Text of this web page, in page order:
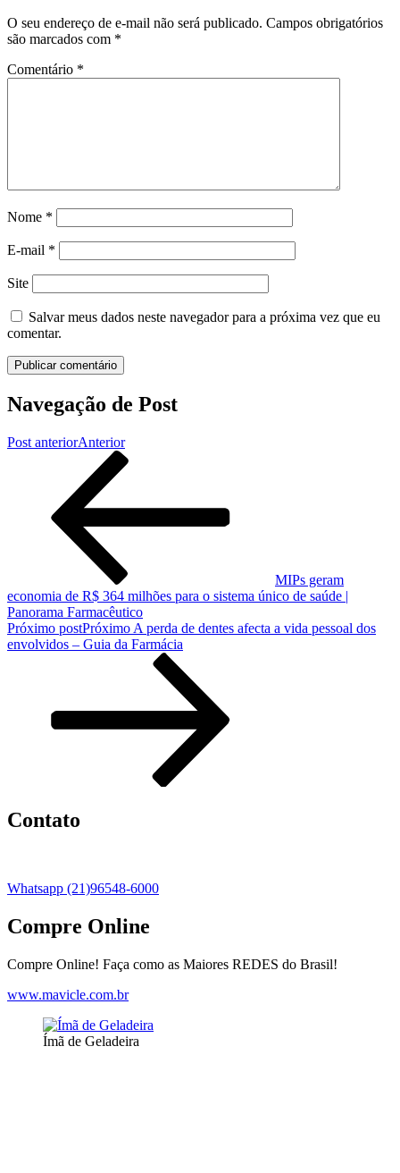
O seu endereço de e-mail não será publicado. Campos obrigatórios
são marcados com *
Comentário *
Nome *
E-mail *
Site
Salvar meus dados neste navegador para a próxima vez que eu
comentar.
Navegação de Post
Post anteriorAnterior
MIPs geram
economia de R$ 364 milhões para o sistema único de saúde |
Panorama Farmacêutico
Próximo postPróximo A perda de dentes afecta a vida pessoal dos
envolvidos – Guia da Farmácia
Contato
Whatsapp (21)96548-6000
Compre Online
Compre Online! Faça como as Maiores REDES do Brasil!
www.mavicle.com.br
Ímã de Geladeira